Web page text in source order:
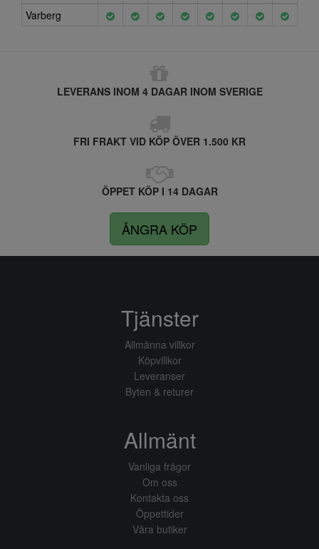
Varberg
LEVERANS INOM 4 DAGAR INOM SVERIGE
FRI FRAKT VID KÖP ÖVER 1.500 KR
ÖPPET KÖP I 14 DAGAR
ÅNGRA KÖP
Tjänster
Allmänna villkor
Köpvillkor
Leveranser
Byten & returer
Allmänt
Vanliga frågor
Om oss
Kontakta oss
Öppettider
Våra butiker